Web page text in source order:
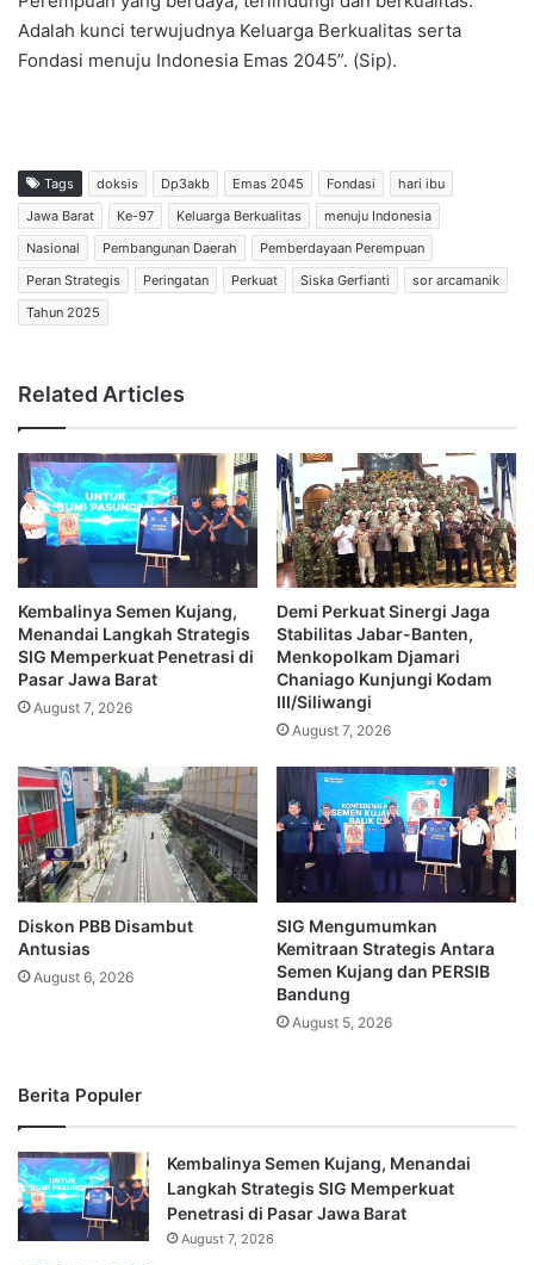
Adalah kunci terwujudnya Keluarga Berkualitas serta
Fondasi menuju Indonesia Emas 2045”. (Sip).
Tags doksis Dp3akb Emas 2045 Fondasi
hari ibu
Jawa Barat
Ke-97 Keluarga Berkualitas
menuju Indonesia
Nasional
Pembangunan Daerah
Pemberdayaan Perempuan
Peran Strategis
Peringatan Perkuat Siska Gerfianti
sor arcamanik
Tahun 2025
Related Articles
Kembalinya Semen Kujang,
Menandai Langkah Strategis
SIG Memperkuat Penetrasi di
Pasar Jawa Barat
August 7, 2026
Demi Perkuat Sinergi Jaga
Stabilitas Jabar-Banten,
Menkopolkam Djamari
Chaniago Kunjungi Kodam
III/Siliwangi
August 7, 2026
Diskon PBB Disambut
Antusias
August 6, 2026
SIG Mengumumkan
Kemitraan Strategis Antara
Semen Kujang dan PERSIB
Bandung
August 5, 2026
Berita Populer
Kembalinya Semen Kujang, Menandai
Langkah Strategis SIG Memperkuat
Penetrasi di Pasar Jawa Barat
August 7, 2026